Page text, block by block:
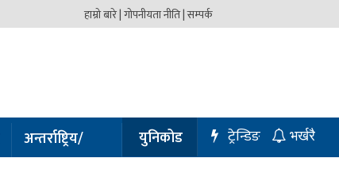
हाम्रो बारे |गोपनीयता नीति |सम्पर्क
अन्तर्राष्ट्रिय/
प्रबास
युनिकोड भर्खरै
ट्रेन्डिङ